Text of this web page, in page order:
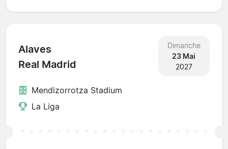
Alaves
Real Madrid
Dimanche
23 Mai
2027
Mendizorrotza Stadium
La Liga